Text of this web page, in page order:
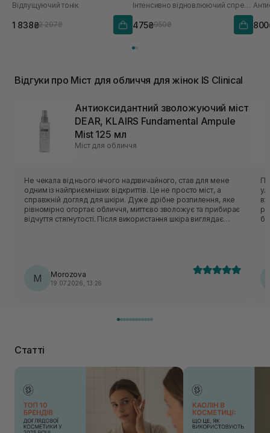
Відлущуючий тонік
1 838₴2 297₴
Інтенсивно відновлюючий спрей для шкіри
475₴950₴
Відгуки про Міст для обличчя для жінок IS Clinical
Антиоксидантний зволожуючий міст
DEAR, KLAIRS Fundamental Ampule
Mist 125 мл
Міст для обличчя
Не чекала від нього нічого надзвичайного, став для мене
одним із найприємніших відкриттів. Це не просто міст, а
справжній догляд для шкіри. Дуже дрібне розпилення, яке
рівномірно огортає обличчя, миттєво зволожує та прибирає
відчуття стягнутості. Після використання шкіра виглядає
M Morozova
19.07.2026, 13:26
Статті